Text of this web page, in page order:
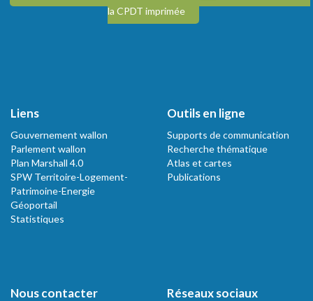
la CPDT imprimée
Liens
Gouvernement wallon
Parlement wallon
Plan Marshall 4.0
SPW Territoire-Logement-
Patrimoine-Energie
Géoportail
Statistiques
Outils en ligne
Supports de communication
Recherche thématique
Atlas et cartes
Publications
Nous contacter Réseaux sociaux